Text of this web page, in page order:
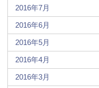
2016年7月
2016年6月
2016年5月
2016年4月
2016年3月